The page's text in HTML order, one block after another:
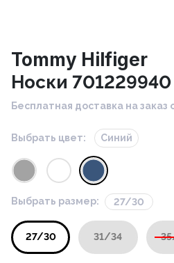
Tommy Hilfiger
Носки 701229940
Бесплатная доставка на заказ
Выбрать цвет: Синий
Выбрать размер: 27/30
27/30 31/34